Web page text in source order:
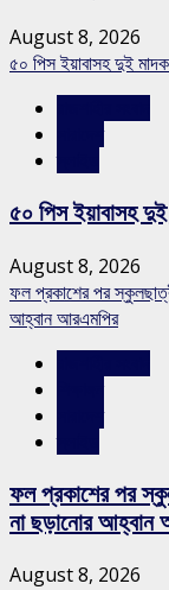
August 8, 2026
৫০ পিস ইয়াবাসহ দুই মাদক
৫০ পিস ইয়াবাসহ দুই
August 8, 2026
ফল প্রকাশের পর
আহ্বান আরএমপির
ফল প্রকাশের পর
না ছড়ানোর আহ্বান
August 8, 2026